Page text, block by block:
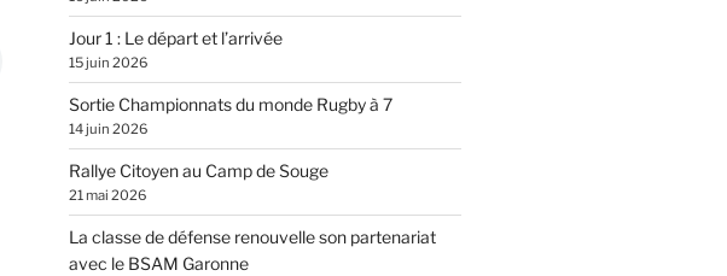
Jour 1 : Le départ et l’arrivée
15 juin 2026
Sortie Championnats du monde Rugby à 7
14 juin 2026
Rallye Citoyen au Camp de Souge
21 mai 2026
La classe de défense renouvelle son partenariat
avec le BSAM Garonne